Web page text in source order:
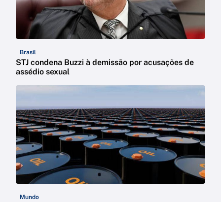
Brasil
STJ condena Buzzi à demissão por acusações de
assédio sexual
Mundo